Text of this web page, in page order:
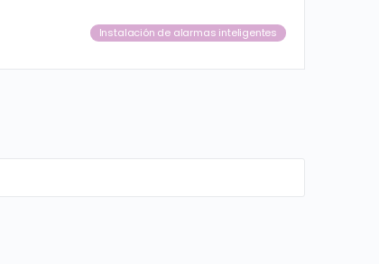
Instalación de alarmas inteligentes